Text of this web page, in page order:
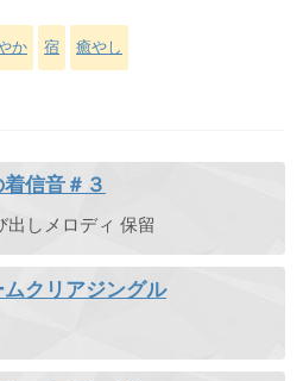
か 宿 癒やし
着信音＃３
出しメロディ 保留
ムクリアジングル